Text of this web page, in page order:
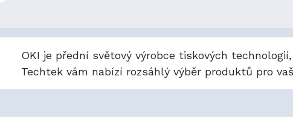
OKI je přední světový výrobce tiskových
Techtek vám nabízí rozsáhlý výběr produktů pro